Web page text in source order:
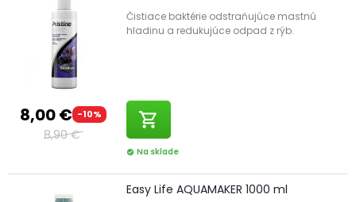
8,00 € -10%
8,90 €
Čistiace baktérie odstraňujúce mastnú
hladinu a redukujúce odpad z rýb.
shopping_cart
check_circle Na sklade
Easy Life AQUAMAKER 1000 ml